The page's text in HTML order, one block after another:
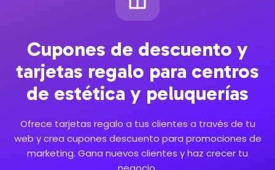
Cupones de descuento y
tarjetas regalo para centros
de estética y peluquerías
Ofrece tarjetas regalo a tus clientes a través de tu
web y crea cupones descuento para promociones de
marketing. Gana nuevos clientes y haz crecer tu